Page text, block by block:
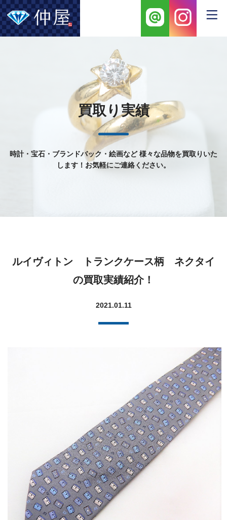
買取り実績
時計・宝石・ブランドバック・絵画など様々な品物を買取りいた
します！お気軽にご連絡ください。
ルイヴィトン トランクケース柄 ネクタイ
の買取実績紹介！
2021.01.11